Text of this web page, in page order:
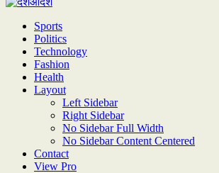
Sports
Politics
Technology
Fashion
Health
Layout
Left Sidebar
Right Sidebar
No Sidebar Full Width
No Sidebar Content Centered
Contact
View Pro